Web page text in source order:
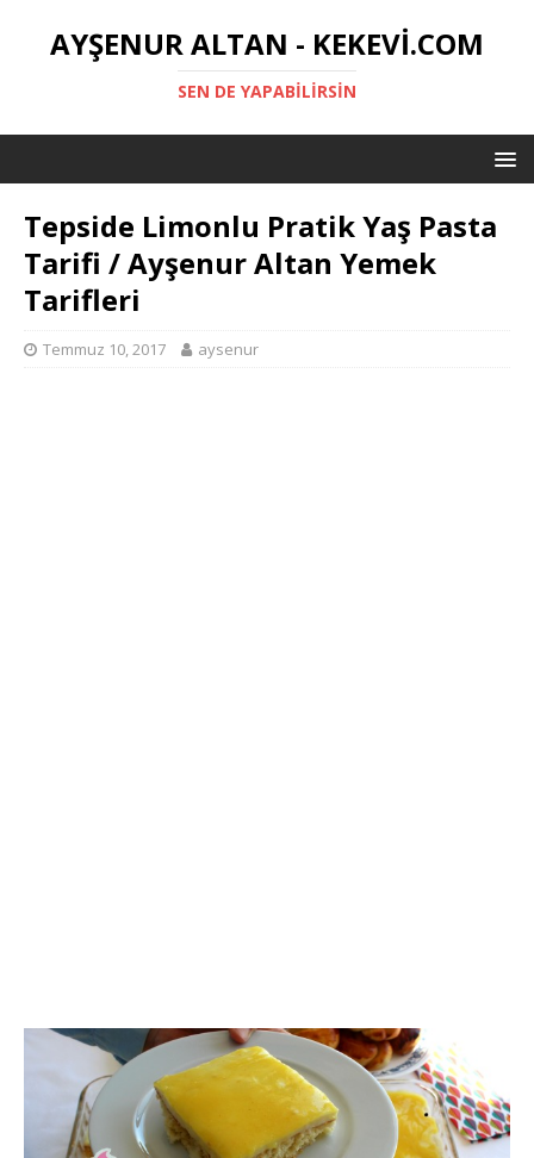
AYŞENUR ALTAN - KEKEVI.COM
SEN DE YAPABILIRSIN
Tepside Limonlu Pratik Yaş Pasta
Tarifi / Ayşenur Altan Yemek
Tarifleri
Temmuz 10, 2017 aysenur